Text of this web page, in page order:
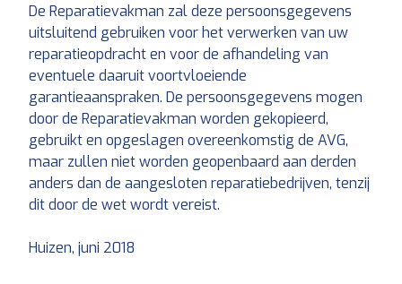
De Reparatievakman zal deze persoonsgegevens
uitsluitend gebruiken voor het verwerken van uw
reparatieopdracht en voor de afhandeling van
eventuele daaruit voortvloeiende
garantieaanspraken. De persoonsgegevens mogen
door de Reparatievakman worden gekopieerd,
gebruikt en opgeslagen overeenkomstig de AVG,
maar zullen niet worden geopenbaard aan derden
anders dan de aangesloten reparatiebedrijven, tenzij
dit door de wet wordt vereist.
Huizen, juni 2018